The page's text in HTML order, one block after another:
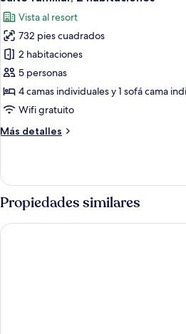
todas
las
fotos
de
Suite
familiar,
2
habitaciones
Vista al resort
732 pies cuadrados
2 habitaciones
5 personas
4 camas individuales y 1 sofá cama
Wifi gratuito
Más detalles
Más
familiar,
2
habitaciones
Propiedades similares
One Luxury Suites